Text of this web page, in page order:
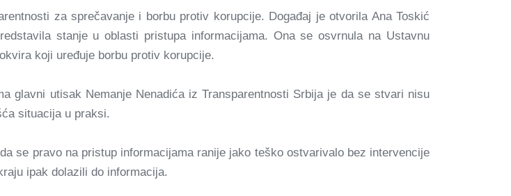
za sprečavanje i borbu protiv korupcije. Događaj je otvorila Ana Toskić
stanje u oblasti pristupa informacijama. Ona se osvrnula na Ustavnu
koji uređuje borbu protiv korupcije.
glavni utisak Nemanje Nenadića iz Transparentnosti Srbija je da se stvari nisu
situacija u praksi.
se pravo na pristup informacijama ranije jako teško ostvarivalo bez intervencije
ipak dolazili do informacija.